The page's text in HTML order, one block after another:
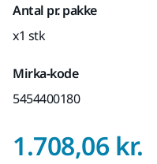
Antal pr. pakke
x1 stk
Mirka-kode
5454400180
1.708,06 kr.